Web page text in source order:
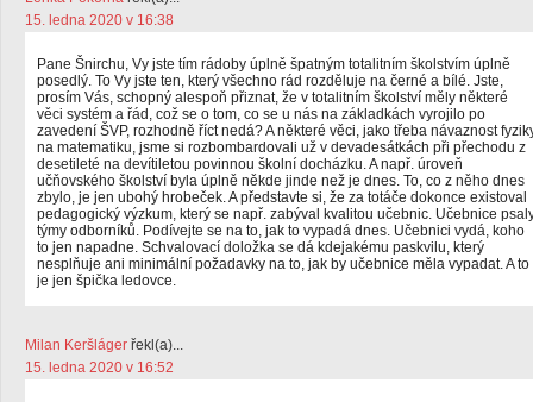
15. ledna 2020 v 16:38
Pane Šnirchu, Vy jste tím rádoby úplně špatným totalitním školstvím úplně
posedlý. To Vy jste ten, který všechno rád rozděluje na černé a bílé. Jste,
prosím Vás, schopný alespoň přiznat, že v totalitním školství měly některé
věci systém a řád, což se o tom, co se u nás na základkách vyrojilo po
zavedení ŠVP, rozhodně říct nedá? A některé věci, jako třeba návaznost
na matematiku, jsme si rozbombardovali už v devadesátkách při přechodu z
desetileté na devítiletou povinnou školní docházku. A např. úroveň
učňovského školství byla úplně někde jinde než je dnes. To, co z něho dnes
zbylo, je jen ubohý hrobeček. A představte si, že za totáče dokonce existoval
pedagogický výzkum, který se např. zabýval kvalitou učebnic. Učebnice
týmy odborníků. Podívejte se na to, jak to vypadá dnes. Učebnici vydá, koho
to jen napadne. Schvalovací doložka se dá kdejakému paskvilu, který
nesplňuje ani minimální požadavky na to, jak by učebnice měla vypadat. A to
je jen špička ledovce.
Milan Keršláger řekl(a)...
15. ledna 2020 v 16:52